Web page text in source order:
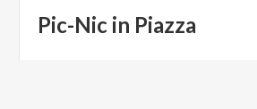
Pic-Nic in Piazza